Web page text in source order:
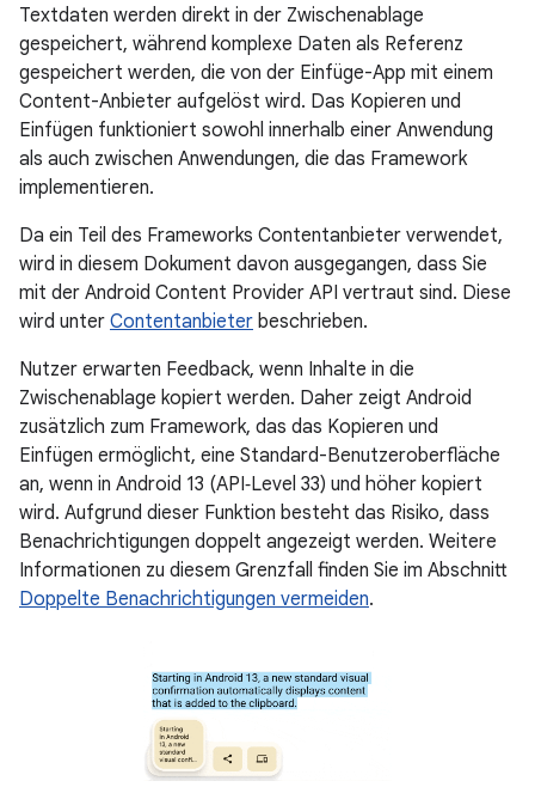
Textdaten werden direkt in der Zwischenablage
gespeichert, während komplexe Daten als Referenz
gespeichert werden, die von der Einfüge-App mit einem
Content-Anbieter aufgelöst wird. Das Kopieren und
Einfügen funktioniert sowohl innerhalb einer Anwendung
als auch zwischen Anwendungen, die das Framework
implementieren.
Da ein Teil des Frameworks Contentanbieter verwendet,
wird in diesem Dokument davon ausgegangen, dass Sie
mit der Android Content Provider API vertraut sind. Diese
wird unter Contentanbieter beschrieben.
Nutzer erwarten Feedback, wenn Inhalte in die
Zwischenablage kopiert werden. Daher zeigt Android
zusätzlich zum Framework, das das Kopieren und
Einfügen ermöglicht, eine Standard-Benutzeroberfläche
an, wenn in Android 13 (API‑Level 33) und höher kopiert
wird. Aufgrund dieser Funktion besteht das Risiko, dass
Benachrichtigungen doppelt angezeigt werden. Weitere
Informationen zu diesem Grenzfall finden Sie im Abschnitt
Doppelte Benachrichtigungen vermeiden.